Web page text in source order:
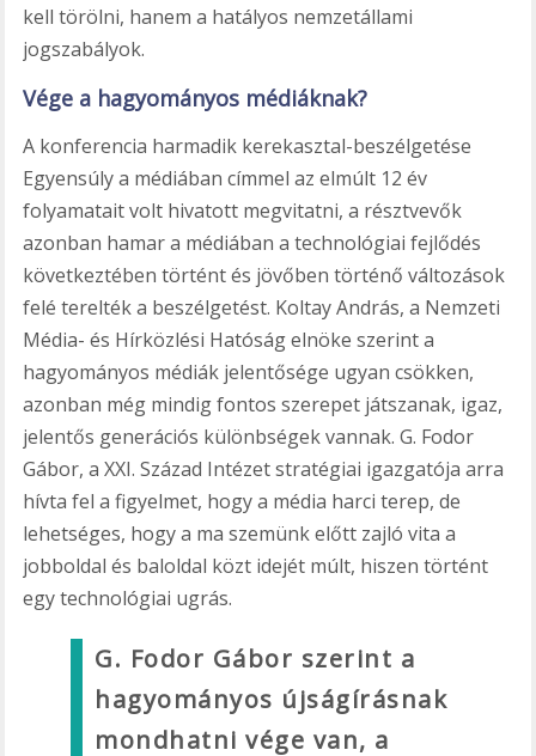
kell törölni, hanem a hatályos nemzetállami
jogszabályok.
Vége a hagyományos médiáknak?
A konferencia harmadik kerekasztal-beszélgetése
Egyensúly a médiában címmel az elmúlt 12 év
folyamatait volt hivatott megvitatni, a résztvevők
azonban hamar a médiában a technológiai fejlődés
következtében történt és jövőben történő változások
felé terelték a beszélgetést. Koltay András, a Nemzeti
Média- és Hírközlési Hatóság elnöke szerint a
hagyományos médiák jelentősége ugyan csökken,
azonban még mindig fontos szerepet játszanak, igaz,
jelentős generációs különbségek vannak. G. Fodor
Gábor, a XXI. Század Intézet stratégiai igazgatója arra
hívta fel a figyelmet, hogy a média harci terep, de
lehetséges, hogy a ma szemünk előtt zajló vita a
jobboldal és baloldal közt idejét múlt, hiszen történt
egy technológiai ugrás.
G. Fodor Gábor szerint a
hagyományos újságírásnak
mondhatni vége van, a